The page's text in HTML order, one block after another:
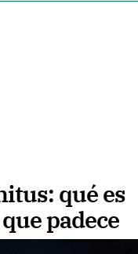
qué es
padece